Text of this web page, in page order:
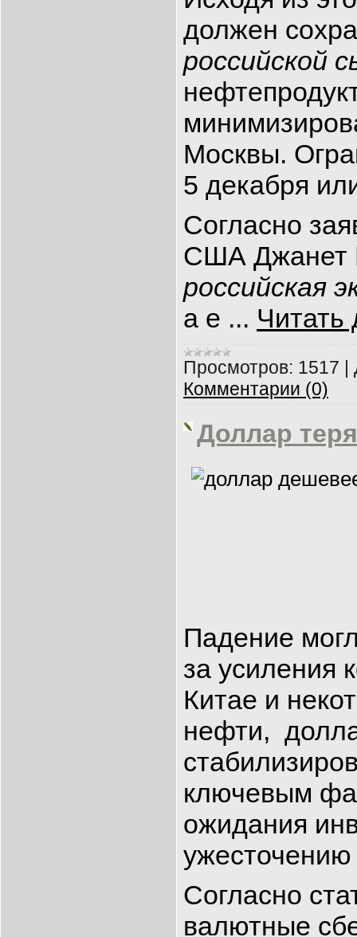
должен
российской
Москвы.
5 декабря
Согласно
США Джанет
российская
а е ...
Просмотров: 1517 |
Комментарии (0)
Доллар
Падение
за усиления
Китае и
нефти,
ключевым
ожидания
Согласно
валютные